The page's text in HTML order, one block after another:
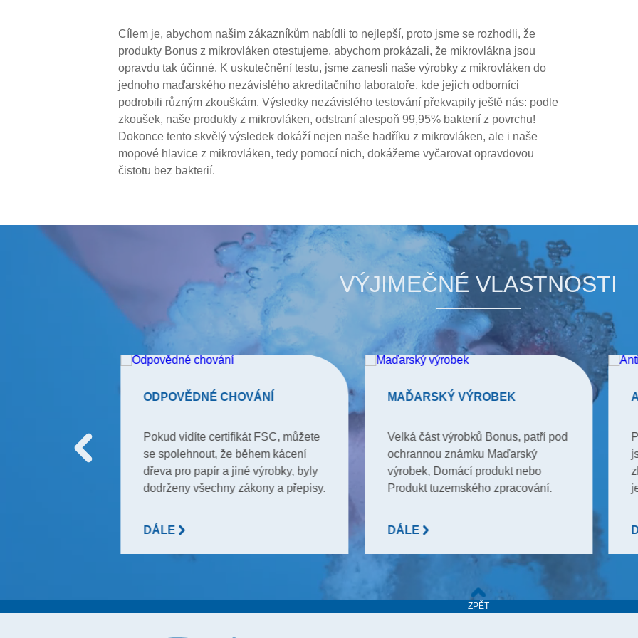
Cílem je, abychom našim zákazníkům nabídli to nejlepší, proto jsme se rozhodli, že
produkty Bonus z mikrovláken otestujeme, abychom prokázali, že mikrovlákna jsou
opravdu tak účinné. K uskutečnění testu, jsme zanesli naše výrobky z mikrovláken do
jednoho maďarského nezávislého akreditačního laboratoře, kde jejich odborníci
podrobili různým zkouškám. Výsledky nezávislého testování překvapily ještě nás: podle
zkoušek, naše produkty z mikrovláken, odstraní alespoň 99,95% bakterií z povrchu!
Dokonce tento skvělý výsledek dokáží nejen naše hadříku z mikrovláken, ale i naše
mopové hlavice z mikrovláken, tedy pomocí nich, dokážeme vyčarovat opravdovou
čistotu bez bakterií.
VÝJIMEČNÉ VLASTNOSTI
ODPOVĚDNÉ CHOVÁNÍ
Pokud vidíte certifikát FSC, můžete
se spolehnout, že během kácení
dřeva pro papír a jiné výrobky, byly
dodrženy všechny zákony a přepisy.
DÁLE
MAĎARSKÝ VÝROBEK
Velká část výrobků Bonus, patří pod
ochrannou známku Maďarský
výrobek, Domácí produkt nebo
Produkt tuzemského zpracování.
DÁLE
ZPĚT